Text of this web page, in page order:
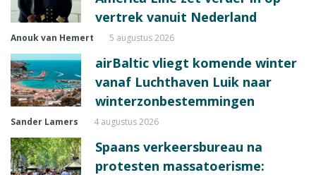
vertrek vanuit Nederland
Anouk van Hemert 5 augustus 2026
airBaltic vliegt komende winter
vanaf Luchthaven Luik naar
winterzonbestemmingen
Sander Lamers 4 augustus 2026
Spaans verkeersbureau na
protesten massatoerisme: